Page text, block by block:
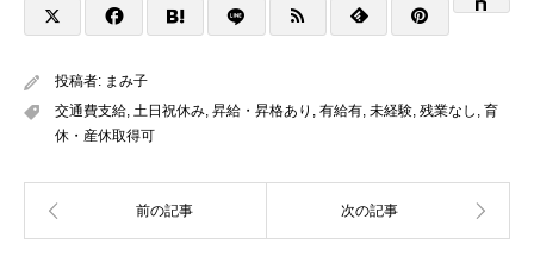
投稿者: まみ子
交通費支給, 土日祝休み, 昇給・昇格あり , 有給有, 未経験, 残業なし , 育
休・産休取得可